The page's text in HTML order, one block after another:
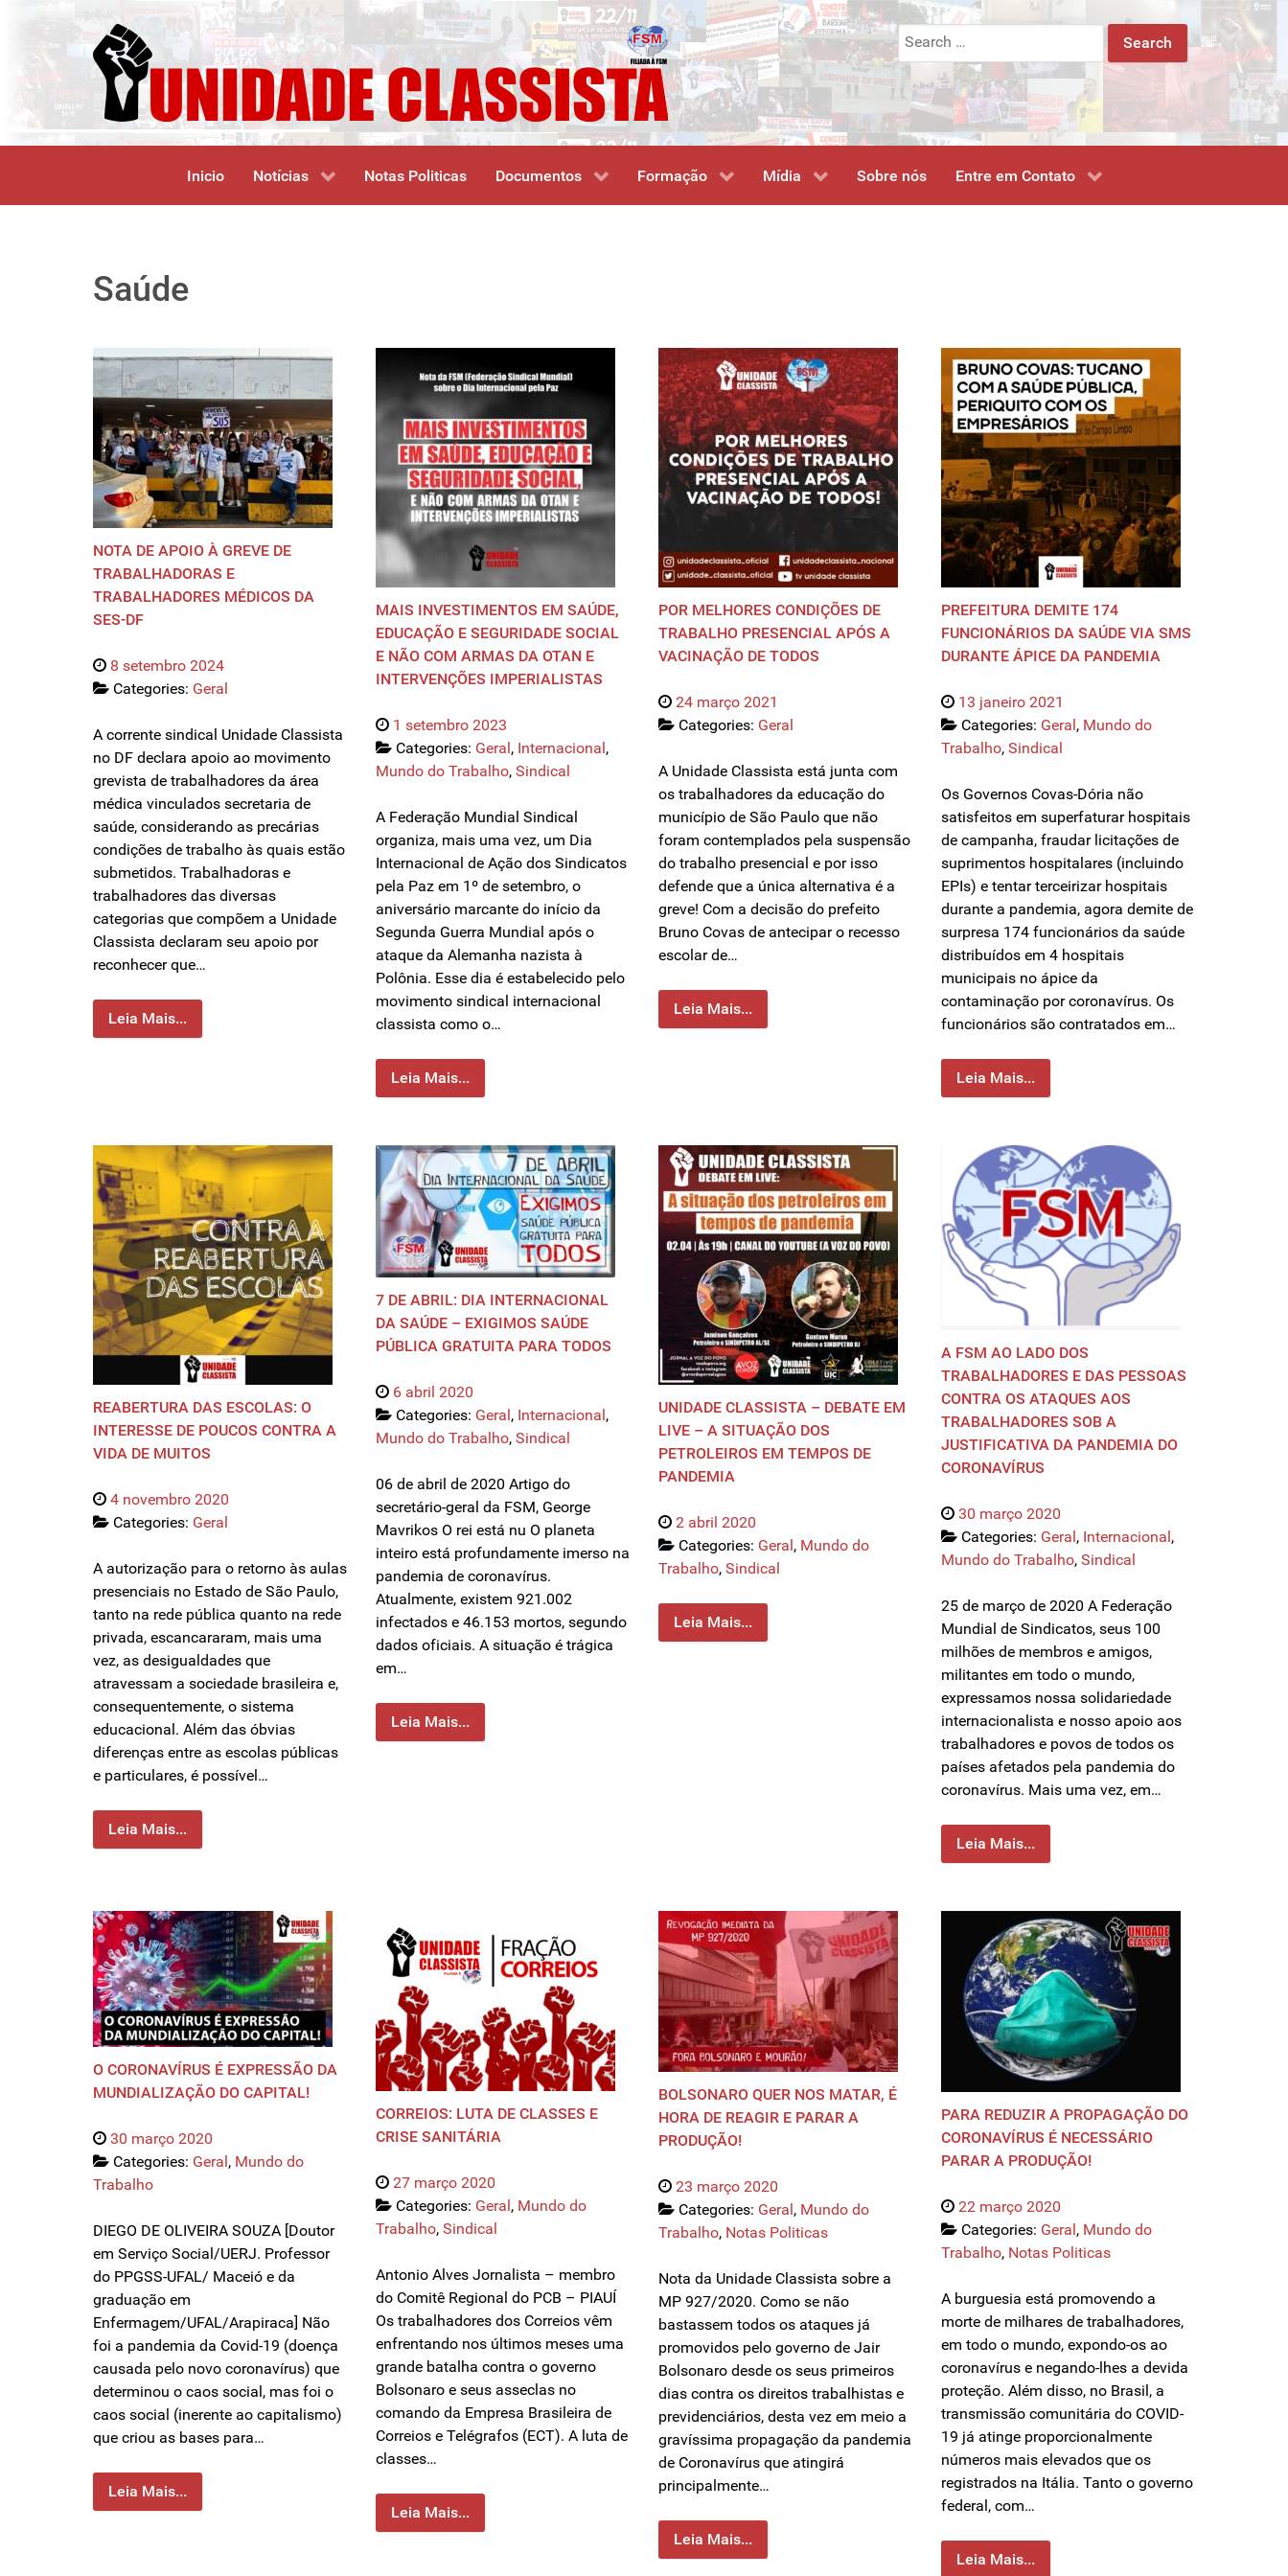
Search
for:
Inicio Notícias Notas Politicas Documentos Formação Mídia Sobre nós Entre em Contato
Saúde
NOTA DE APOIO À GREVE DE
TRABALHADORAS E
TRABALHADORES MÉDICOS DA
SES-DF
8 setembro 2024
Categories: Geral
A corrente sindical Unidade Classista
no DF declara apoio ao movimento
grevista de trabalhadores da área
médica vinculados secretaria de
saúde, considerando as precárias
condições de trabalho às quais estão
submetidos. Trabalhadoras e
trabalhadores das diversas
categorias que compõem a Unidade
Classista declaram seu apoio por
reconhecer que…
Leia Mais...
MAIS INVESTIMENTOS EM SAÚDE,
EDUCAÇÃO E SEGURIDADE SOCIAL
E NÃO COM ARMAS DA OTAN E
INTERVENÇÕES IMPERIALISTAS
1 setembro 2023
Categories: Geral , Internacional ,
Mundo do Trabalho, Sindical
A Federação Mundial Sindical
organiza, mais uma vez, um Dia
Internacional de Ação dos Sindicatos
pela Paz em 1º de setembro, o
aniversário marcante do início da
Segunda Guerra Mundial após o
ataque da Alemanha nazista à
Polônia. Esse dia é estabelecido pelo
movimento sindical internacional
classista como o…
Leia Mais...
POR MELHORES CONDIÇÕES DE
TRABALHO PRESENCIAL APÓS A
VACINAÇÃO DE TODOS
24 março 2021
Categories: Geral
A Unidade Classista está junta com
os trabalhadores da educação do
município de São Paulo que não
foram contemplados pela suspensão
do trabalho presencial e por isso
defende que a única alternativa é a
greve! Com a decisão do prefeito
Bruno Covas de antecipar o recesso
escolar de…
Leia Mais...
PREFEITURA DEMITE 174
FUNCIONÁRIOS DA SAÚDE VIA SMS
DURANTE ÁPICE DA PANDEMIA
13 janeiro 2021
Categories: Geral , Mundo do
Trabalho, Sindical
Os Governos Covas-Dória não
satisfeitos em superfaturar hospitais
de campanha, fraudar licitações de
suprimentos hospitalares (incluindo
EPIs) e tentar terceirizar hospitais
durante a pandemia, agora demite de
surpresa 174 funcionários da saúde
distribuídos em 4 hospitais
municipais no ápice da
contaminação por coronavírus. Os
funcionários são contratados em…
Leia Mais...
REABERTURA DAS ESCOLAS: O
INTERESSE DE POUCOS CONTRA A
VIDA DE MUITOS
4 novembro 2020
Categories: Geral
A autorização para o retorno às aulas
presenciais no Estado de São Paulo,
tanto na rede pública quanto na rede
privada, escancararam, mais uma
vez, as desigualdades que
atravessam a sociedade brasileira e,
consequentemente, o sistema
educacional. Além das óbvias
diferenças entre as escolas públicas
e particulares, é possível…
Leia Mais...
7 DE ABRIL: DIA INTERNACIONAL
DA SAÚDE – EXIGIMOS SAÚDE
PÚBLICA GRATUITA PARA TODOS
6 abril 2020
Categories: Geral , Internacional ,
Mundo do Trabalho, Sindical
06 de abril de 2020 Artigo do
secretário-geral da FSM, George
Mavrikos O rei está nu O planeta
inteiro está profundamente imerso na
pandemia de coronavírus.
Atualmente, existem 921.002
infectados e 46.153 mortos, segundo
dados oficiais. A situação é trágica
em…
Leia Mais...
UNIDADE CLASSISTA – DEBATE EM
LIVE – A SITUAÇÃO DOS
PETROLEIROS EM TEMPOS DE
PANDEMIA
2 abril 2020
Categories: Geral , Mundo do
Trabalho, Sindical
Leia Mais...
A FSM AO LADO DOS
TRABALHADORES E DAS PESSOAS
CONTRA OS ATAQUES AOS
TRABALHADORES SOB A
JUSTIFICATIVA DA PANDEMIA DO
CORONAVÍRUS
30 março 2020
Categories: Geral , Internacional ,
Mundo do Trabalho, Sindical
25 de março de 2020 A Federação
Mundial de Sindicatos, seus 100
milhões de membros e amigos,
militantes em todo o mundo,
expressamos nossa solidariedade
internacionalista e nosso apoio aos
trabalhadores e povos de todos os
países afetados pela pandemia do
coronavírus. Mais uma vez, em…
Leia Mais...
O CORONAVÍRUS É EXPRESSÃO DA
MUNDIALIZAÇÃO DO CAPITAL!
30 março 2020
Categories: Geral , Mundo do
Trabalho
DIEGO DE OLIVEIRA SOUZA [Doutor
em Serviço Social/UERJ. Professor
do PPGSS-UFAL/ Maceió e da
graduação em
Enfermagem/UFAL/Arapiraca] Não
foi a pandemia da Covid-19 (doença
causada pelo novo coronavírus) que
determinou o caos social, mas foi o
caos social (inerente ao capitalismo)
que criou as bases para…
Leia Mais...
CORREIOS: LUTA DE CLASSES E
CRISE SANITÁRIA
27 março 2020
Categories: Geral , Mundo do
Trabalho, Sindical
Antonio Alves Jornalista – membro
do Comitê Regional do PCB – PIAUÍ
Os trabalhadores dos Correios vêm
enfrentando nos últimos meses uma
grande batalha contra o governo
Bolsonaro e seus asseclas no
comando da Empresa Brasileira de
Correios e Telégrafos (ECT). A luta de
classes…
Leia Mais...
BOLSONARO QUER NOS MATAR, É
HORA DE REAGIR E PARAR A
PRODUÇÃO!
23 março 2020
Categories: Geral , Mundo do
Trabalho, Notas Politicas
Nota da Unidade Classista sobre a
MP 927/2020. Como se não
bastassem todos os ataques já
promovidos pelo governo de Jair
Bolsonaro desde os seus primeiros
dias contra os direitos trabalhistas e
previdenciários, desta vez em meio a
gravíssima propagação da pandemia
de Coronavírus que atingirá
principalmente…
Leia Mais...
PARA REDUZIR A PROPAGAÇÃO DO
CORONAVÍRUS É NECESSÁRIO
PARAR A PRODUÇÃO!
22 março 2020
Categories: Geral , Mundo do
Trabalho, Notas Politicas
A burguesia está promovendo a
morte de milhares de trabalhadores,
em todo o mundo, expondo-os ao
coronavírus e negando-lhes a devida
proteção. Além disso, no Brasil, a
transmissão comunitária do COVID-
19 já atinge proporcionalmente
números mais elevados que os
registrados na Itália. Tanto o governo
federal, com…
Leia Mais...